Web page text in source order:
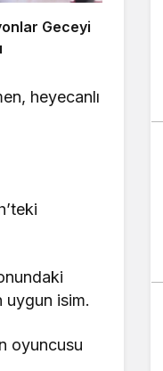
Geceyi
heyecanlı
uygun isim.
oyuncusu